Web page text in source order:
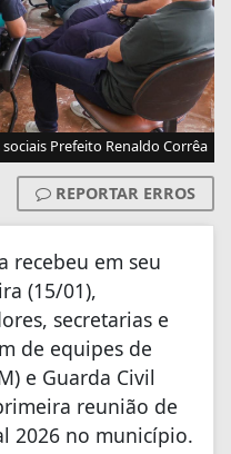
Prefeito Renaldo Corrêa
REPORTAR ERROS
recebeu em seu
(15/01),
secretarias e
de equipes de
e Guarda Civil
reunião de
2026 no município.